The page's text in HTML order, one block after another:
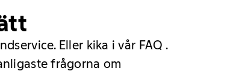
Eller kika i vår FAQ .
frågorna om